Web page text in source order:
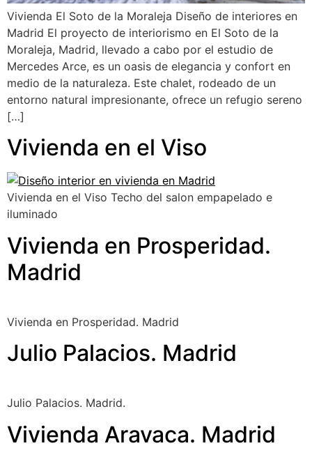
Vivienda El Soto de la Moraleja Diseño de interiores en
Madrid El proyecto de interiorismo en El Soto de la
Moraleja, Madrid, llevado a cabo por el estudio de
Mercedes Arce, es un oasis de elegancia y confort en
medio de la naturaleza. Este chalet, rodeado de un
entorno natural impresionante, ofrece un refugio sereno
[…]
Vivienda en el Viso
Vivienda en el Viso Techo del salon empapelado e
iluminado
Vivienda en Prosperidad.
Madrid
Vivienda en Prosperidad. Madrid
Julio Palacios. Madrid
Julio Palacios. Madrid.
Vivienda Aravaca. Madrid